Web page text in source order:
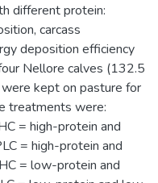
different protein:
carcass
deposition efficiency
Nellore calves (132.5
kept on pasture for
treatments were:
= high-protein and
= high-protein and
= low-protein and